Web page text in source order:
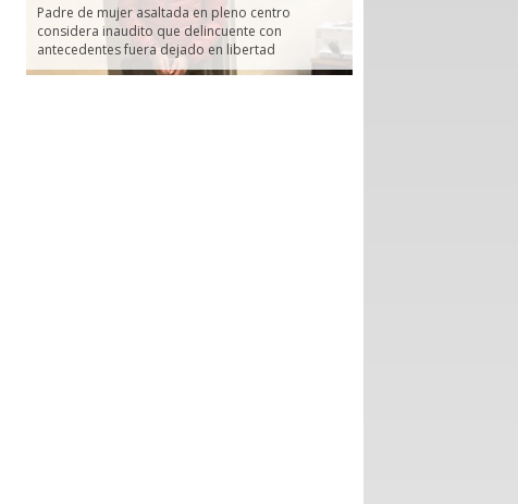
Padre de mujer asaltada en pleno centro
considera inaudito que delincuente con
antecedentes fuera dejado en libertad